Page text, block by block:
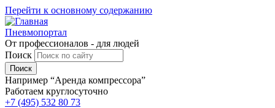
Перейти к основному содержанию
Пневмопортал
От профессионалов - для людей
Поиск
Например “Аренда компрессора”
Работаем круглосуточно
+7 (495) 532 80 73